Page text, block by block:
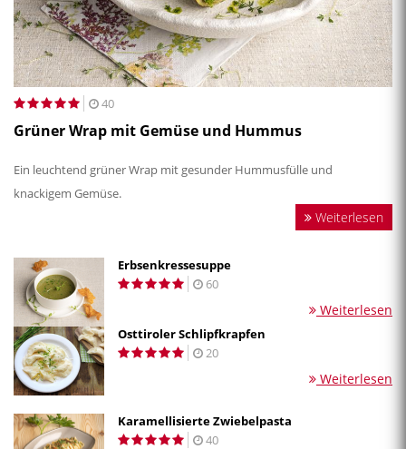
40
Grüner Wrap mit Gemüse und Hummus
Ein leuchtend grüner Wrap mit gesunder Hummusfülle und
knackigem Gemüse.
Weiterlesen
Erbsenkressesuppe
60
Weiterlesen
Osttiroler Schlipfkrapfen
20
Weiterlesen
Karamellisierte Zwiebelpasta
40